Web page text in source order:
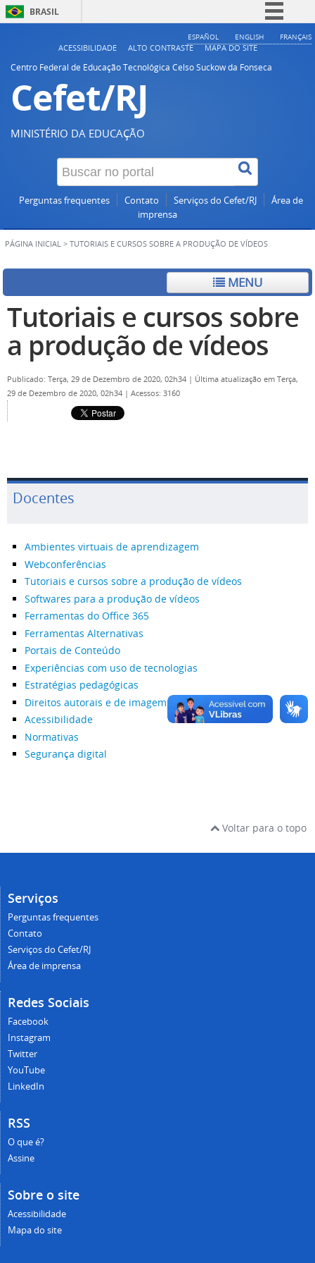
BRASIL
Simplifique!
ESPAÑOL ENGLISH FRANÇAIS
ACESSIBILIDADE ALTO CONTRASTE
MAPA DO SITE
Centro Federal de Educação Tecnológica Celso Suckow da Fonseca
Cefet/RJ
MINISTÉRIO DA EDUCAÇÃO
Perguntas frequentes Contato Serviços do Cefet/RJ
Área de
imprensa
PÁGINA INICIAL > TUTORIAIS E CURSOS SOBRE A PRODUÇÃO DE VÍDEOS
MENU
Tutoriais e cursos sobre
a produção de vídeos
Publicado: Terça, 29 de Dezembro de 2020, 02h34 | Última atualização em Terça,
29 de Dezembro de 2020, 02h34 | Acessos: 3160
Docentes
Ambientes virtuais de aprendizagem
Webconferências
Tutoriais e cursos sobre a produção de vídeos
Softwares para a produção de vídeos
Ferramentas do Office 365
Ferramentas Alternativas
Portais de Conteúdo
Experiências com uso de tecnologias
Estratégias pedagógicas
Direitos autorais e de imagem
Acessibilidade
Normativas
Segurança digital
Voltar para o topo
Serviços
Perguntas frequentes
Contato
Serviços do Cefet/RJ
Área de imprensa
Redes Sociais
Facebook
Instagram
Twitter
YouTube
LinkedIn
RSS
O que é?
Assine
Sobre o site
Acessibilidade
Mapa do site